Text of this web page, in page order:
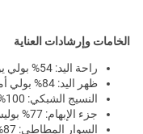
الخامات وإرشادات العناية
راحة اليد: 54% بولي يوريثان، 46% بولي أميد
ظهر اليد: 84% بولي أميد، 16% إيلاستان
النسيج الشبكي: 100% بوليستر
جزء الإبهام: 77% بوليستر، 23% قطن
السوار المطاطي: 87% بوليستر، 13% إيلاستوديين